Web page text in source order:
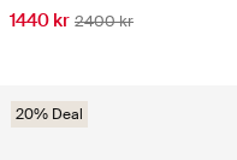
1440 kr 2400 kr
20% Deal